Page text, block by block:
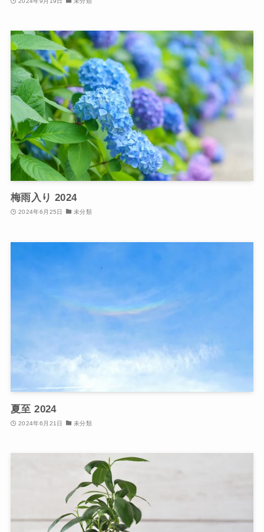
梅雨入り 2024
2024年6月25日 未分類
夏至 2024
2024年6月21日 未分類